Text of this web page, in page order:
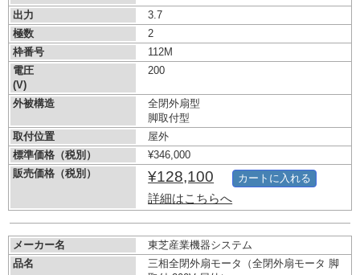
出力
3.7
極数
2
枠番号
112M
電圧
(V)
200
外被構造
全閉外扇型
脚取付型
取付位置
屋外
標準価格（税別）
¥346,000
販売価格（税別）
¥128,100
詳細はこちらへ
カートに入れる
メーカー名
東芝産業機器システム
品名
三相全閉外扇モータ（全閉外扇モータ 脚